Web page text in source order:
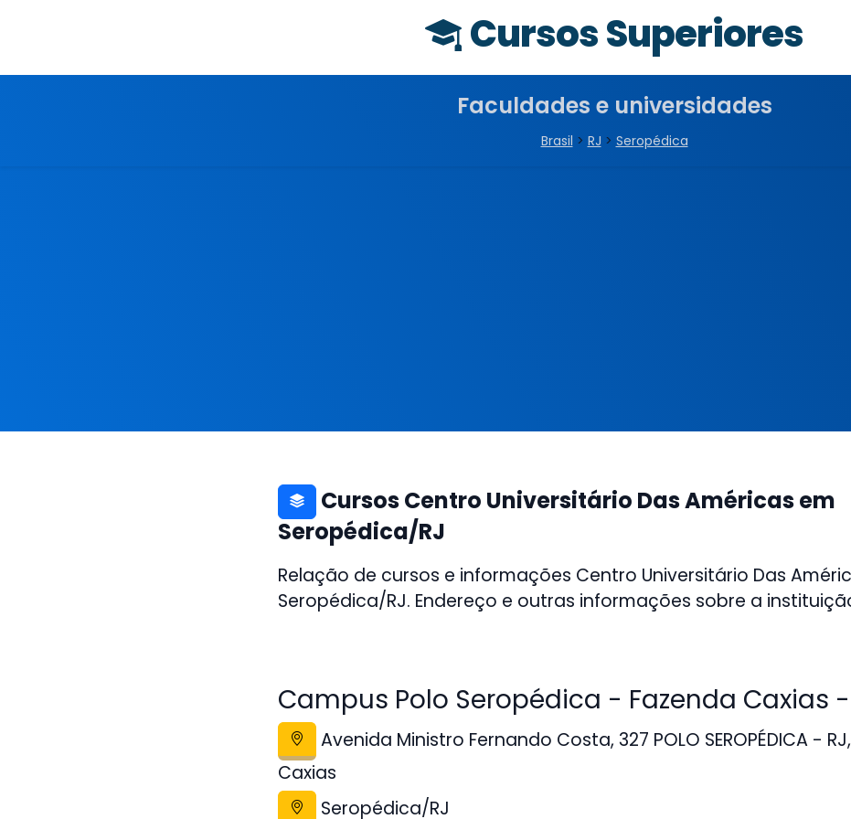
Cursos Superiores
Faculdades e universidades
Brasil > RJ > Seropédica
Cursos Centro Universitário Das Américas em
Seropédica/RJ
Relação de cursos e informações Centro Universitário Das
Seropédica/RJ. Endereço e outras informações sobre a
Campus Polo Seropédica - Fazenda Caxias -
Avenida Ministro Fernando Costa, 327 POLO SEROPÉDICA -
Caxias
Seropédica/RJ